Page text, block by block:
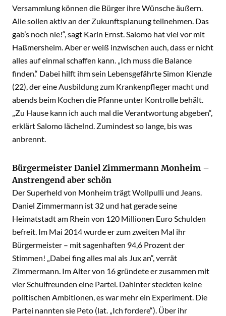
Versammlung können die Bürger ihre Wünsche äußern.
Alle sollen aktiv an der Zukunftsplanung teilnehmen. Das
gab’s noch nie!“, sagt Karin Ernst. Salomo hat viel vor mit
Haßmersheim. Aber er weiß inzwischen auch, dass er nicht
alles auf einmal schaffen kann. „Ich muss die Balance
finden.“ Dabei hilft ihm sein Lebensgefährte Simon Kienzle
(22), der eine Ausbildung zum Krankenpfleger macht und
abends beim Kochen die Pfanne unter Kontrolle behält.
„Zu Hause kann ich auch mal die Verantwortung abgeben“,
erklärt Salomo lächelnd. Zumindest so lange, bis was
anbrennt.
Bürgermeister Daniel Zimmermann Monheim –
Anstrengend aber schön
Der Superheld von Monheim trägt Wollpulli und Jeans.
Daniel Zimmermann ist 32 und hat gerade seine
Heimatstadt am Rhein von 120 Millionen Euro Schulden
befreit. Im Mai 2014 wurde er zum zweiten Mal ihr
Bürgermeister – mit sagenhaften 94,6 Prozent der
Stimmen! „Dabei fing alles mal als Jux an“, verrät
Zimmermann. Im Alter von 16 gründete er zusammen mit
vier Schulfreunden eine Partei. Dahinter steckten keine
politischen Ambitionen, es war mehr ein Experiment. Die
Partei nannten sie Peto (lat. „Ich fordere“). Über ihr